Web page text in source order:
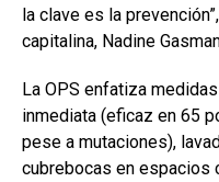
la clave es la
capitalina, Nadine
La OPS enfatiza
inmediata (eficaz en 65
pese a mutaciones),
cubrebocas en espacios